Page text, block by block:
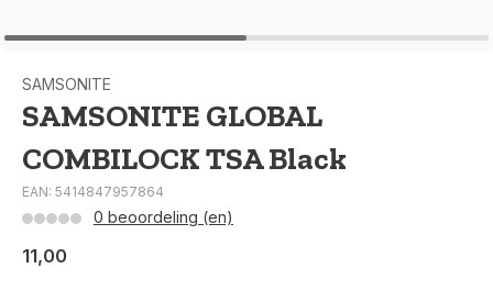
SAMSONITE
SAMSONITE GLOBAL
COMBILOCK TSA Black
EAN: 5414847957864
0 beoordeling (en)
11,00